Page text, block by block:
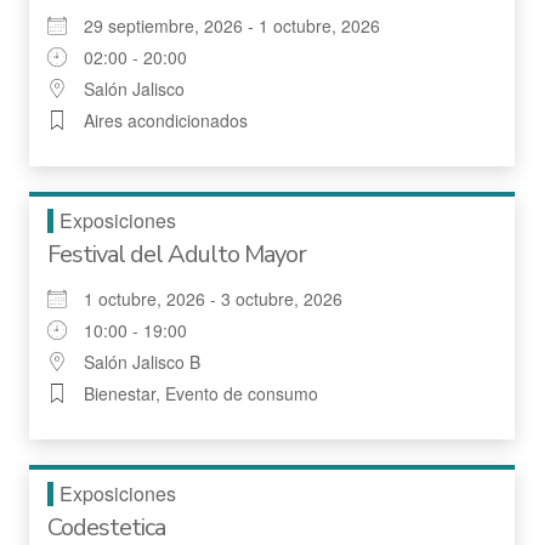
29 septiembre, 2026 - 1 octubre, 2026
02:00 - 20:00
Salón Jalisco
Aires acondicionados
Exposiciones
Festival del Adulto Mayor
1 octubre, 2026 - 3 octubre, 2026
10:00 - 19:00
Salón Jalisco B
Bienestar, Evento de consumo
Exposiciones
Codestetica